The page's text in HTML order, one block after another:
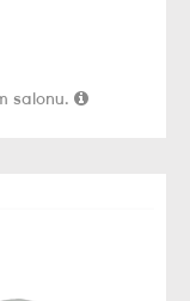
salonu.